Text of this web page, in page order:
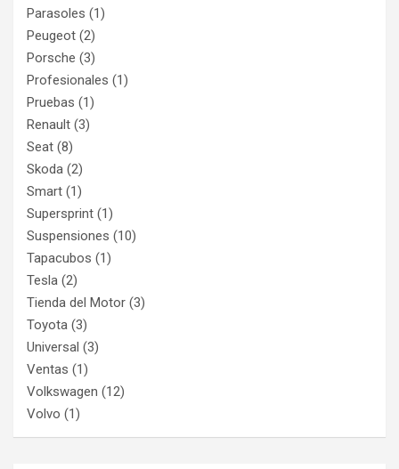
Parasoles (1)
Peugeot (2)
Porsche (3)
Profesionales (1)
Pruebas (1)
Renault (3)
Seat (8)
Skoda (2)
Smart (1)
Supersprint (1)
Suspensiones (10)
Tapacubos (1)
Tesla (2)
Tienda del Motor (3)
Toyota (3)
Universal (3)
Ventas (1)
Volkswagen (12)
Volvo (1)